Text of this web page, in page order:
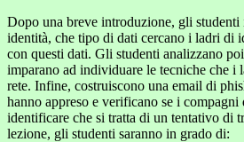
Dopo una breve introduzione, gli studenti
identità, che tipo di dati cercano i ladri di
con questi dati. Gli studenti analizzano
imparano ad individuare le tecniche che i
rete. Infine, costruiscono una email di
hanno appreso e verificano se i compagni
identificare che si tratta di un tentativo di
lezione, gli studenti saranno in grado di: